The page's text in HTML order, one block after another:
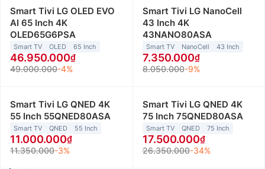
Smart Tivi LG OLED EVO
AI 65 Inch 4K
OLED65G6PSA
Smart TV OLED 65 Inch
46.950.000
49.000.000-4%
Smart Tivi LG NanoCell
43 Inch 4K
43NANO80ASA
Smart TV NanoCell 43 Inch
7.350.000
8.050.000-9%
Smart Tivi LG QNED 4K
55 Inch 55QNED80ASA
Smart TV QNED 55 Inch
11.000.000
11.350.000-3%
Smart Tivi LG QNED 4K
75 Inch 75QNED80ASA
Smart TV QNED 75 Inch
17.500.000
26.350.000-34%